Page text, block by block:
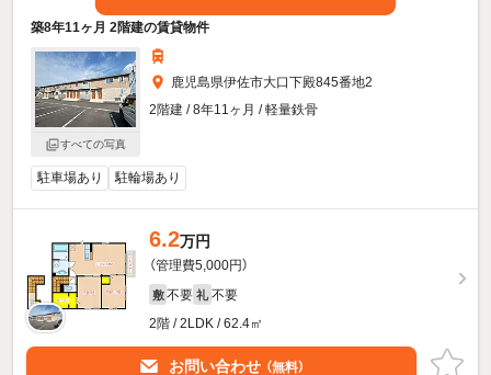
築8年11ヶ月 2階建の賃貸物件
すべての写真
鹿児島県伊佐市大口下殿845番地2
2階建 / 8年11ヶ月 / 軽量鉄骨
駐車場あり 駐輪場あり
6.2万円
（管理費5,000円）
敷 不要 礼 不要
2階 / 2LDK / 62.4㎡
お問い合わせ （無料）